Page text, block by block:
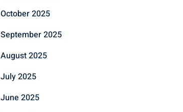
October 2025
September 2025
August 2025
July 2025
June 2025